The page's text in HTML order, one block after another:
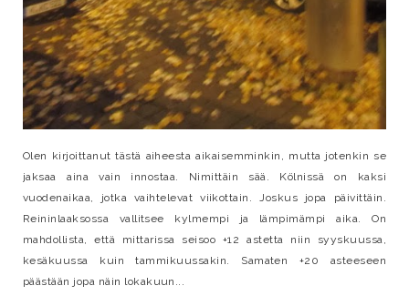
Olen kirjoittanut tästä aiheesta aikaisemminkin, mutta jotenkin se
jaksaa aina vain innostaa. Nimittäin sää. Kölnissä on kaksi
vuodenaikaa, jotka vaihtelevat viikottain. Joskus jopa päivittäin.
Reininlaaksossa vallitsee kylmempi ja lämpimämpi aika. On
mahdollista, että mittarissa seisoo +12 astetta niin syyskuussa,
kesäkuussa kuin tammikuussakin. Samaten +20 asteeseen
päästään jopa näin lokakuun...